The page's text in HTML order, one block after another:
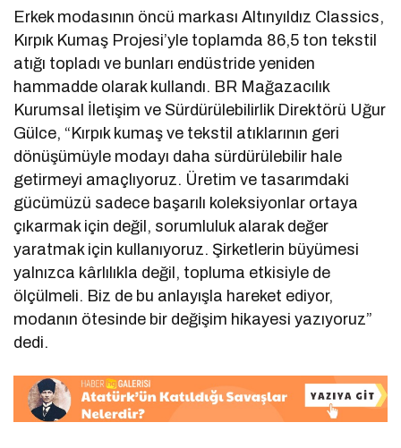
Erkek modasının öncü markası Altınyıldız Classics,
Kırpık Kumaş Projesi’yle toplamda 86,5 ton tekstil
atığı topladı ve bunları endüstride yeniden
hammadde olarak kullandı. BR Mağazacılık
Kurumsal İletişim ve Sürdürülebilirlik Direktörü Uğur
Gülce, “Kırpık kumaş ve tekstil atıklarının geri
dönüşümüyle modayı daha sürdürülebilir hale
getirmeyi amaçlıyoruz. Üretim ve tasarımdaki
gücümüzü sadece başarılı koleksiyonlar ortaya
çıkarmak için değil, sorumluluk alarak değer
yaratmak için kullanıyoruz. Şirketlerin büyümesi
yalnızca kârlılıkla değil, topluma etkisiyle de
ölçülmeli. Biz de bu anlayışla hareket ediyor,
modanın ötesinde bir değişim hikayesi yazıyoruz”
dedi.